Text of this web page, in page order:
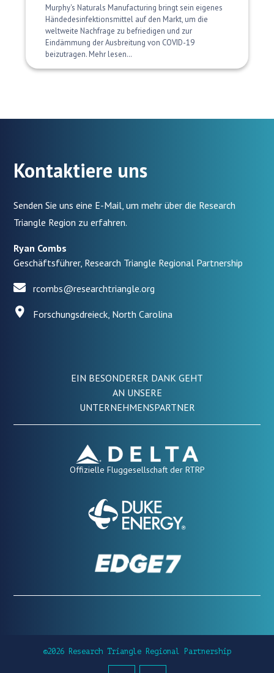
Murphy's Naturals Manufacturing bringt sein eigenes
Händedesinfektionsmittel auf den Markt, um die
weltweite Nachfrage zu befriedigen und zur
Eindämmung der Ausbreitung von COVID-19
beizutragen. Mehr lesen…
Kontaktiere uns
Senden Sie uns eine E-Mail, um mehr über die Research
Triangle Region zu erfahren.
Ryan Combs
Geschäftsführer, Research Triangle Regional Partnership
rcombs@researchtriangle.org
Forschungsdreieck, North Carolina
EIN BESONDERER DANK GEHT
AN UNSERE
UNTERNEHMENSPARTNER
Offizielle Fluggesellschaft der RTRP
©2026 Research Triangle Regional Partnership